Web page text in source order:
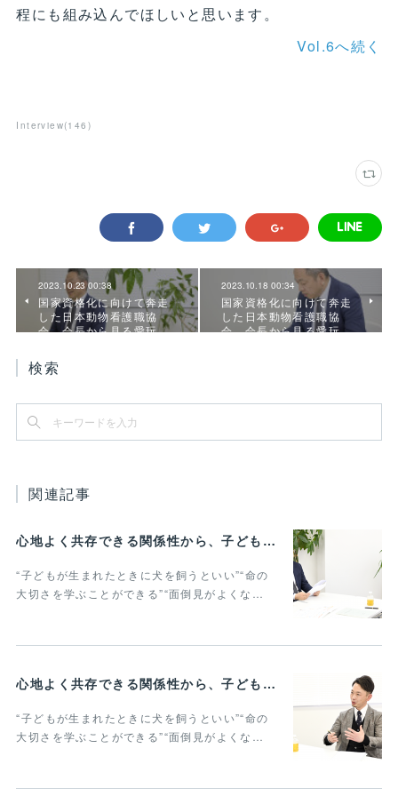
程にも組み込んでほしいと思います。
Vol.6へ続く
Interview(146 )
2023.10.23 00:38
国家資格化に向けて奔走
した日本動物看護職協
会。会長から見る愛玩…
2023.10.18 00:34
国家資格化に向けて奔走
した日本動物看護職協
会。会長から見る愛玩…
検索
関連記事
心地よく共存できる関係性から、子どもの発達に動物がよりよい影響を与える Vol.3
“子どもが生まれたときに犬を飼うといい”“命の
大切さを学ぶことができる”“面倒見がよくな…
心地よく共存できる関係性から、子どもの発達に動物がよりよい影響を与える Vol.2
“子どもが生まれたときに犬を飼うといい”“命の
大切さを学ぶことができる”“面倒見がよくな…